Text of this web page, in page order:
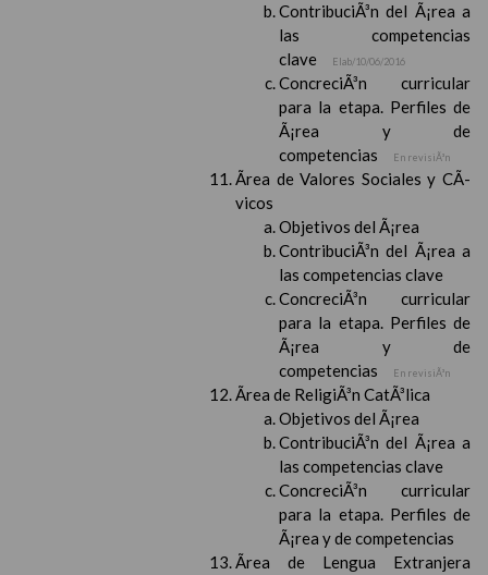
ContribuciÃ³n del Ã¡rea a
las competencias
clave
Elab/10/06/2016
ConcreciÃ³n curricular
para la etapa. Perfiles de
Ã¡rea y de
competencias
En revisiÃ³n
Ãrea de Valores Sociales y CÃ­
vicos
Objetivos del Ã¡rea
ContribuciÃ³n del Ã¡rea a
las competencias clave
ConcreciÃ³n curricular
para la etapa. Perfiles de
Ã¡rea y de
competencias
En revisiÃ³n
Ãrea de ReligiÃ³n CatÃ³lica
Objetivos del Ã¡rea
ContribuciÃ³n del Ã¡rea a
las competencias clave
ConcreciÃ³n curricular
para la etapa. Perfiles de
Ã¡rea y de competencias
Ãrea de Lengua Extranjera